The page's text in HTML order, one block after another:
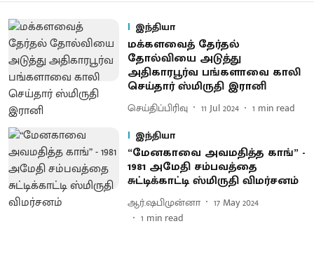
இந்தியா
மக்களவைத் தேர்தல்
தோல்வியை அடுத்து
அதிகாரபூர்வ பங்களாவை காலி
செய்தார் ஸ்மிருதி இரானி
செய்திப்பிரிவு 11 Jul 2024 1 min read
இந்தியா
“மேனகாவை அவமதித்த காங்” -
1981 அமேதி சம்பவத்தை
சுட்டிக்காட்டி ஸ்மிருதி விமர்சனம்
ஆர்.ஷபிமுன்னா
17 May 2024
1 min read